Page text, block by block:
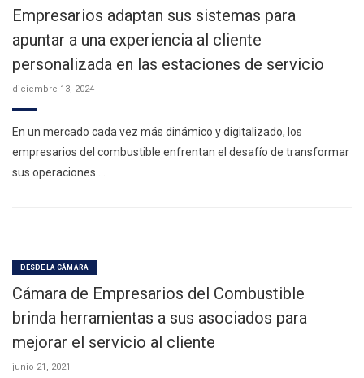
Empresarios adaptan sus sistemas para
apuntar a una experiencia al cliente
personalizada en las estaciones de servicio
diciembre 13, 2024
En un mercado cada vez más dinámico y digitalizado, los
empresarios del combustible enfrentan el desafío de transformar
sus operaciones …
DESDE LA CÁMARA
Cámara de Empresarios del Combustible
brinda herramientas a sus asociados para
mejorar el servicio al cliente
junio 21, 2021